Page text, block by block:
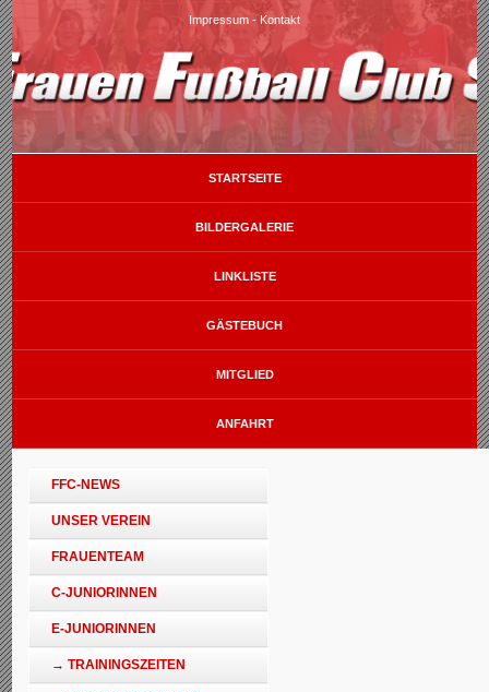
Impressum - Kontakt
STARTSEITE
BILDERGALERIE
LINKLISTE
GÄSTEBUCH
MITGLIED
ANFAHRT
FFC-NEWS
UNSER VEREIN
FRAUENTEAM
C-JUNIORINNEN
E-JUNIORINNEN
→ TRAININGSZEITEN